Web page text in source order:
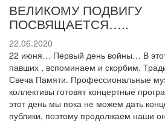
ВЕЛИКОМУ ПОДВИГУ
ПОСВЯЩАЕТСЯ…..
22.06.2020
22 июня… Первый день войны… В
павших , вспоминаем и скорбим.
Свеча Памяти. Профессиональные
коллективы готовят концертные
этот день мы пока не можем дать
публики, поэтому продолжаем наши